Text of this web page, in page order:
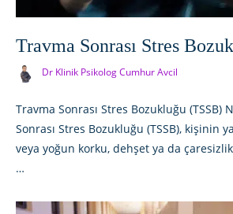
Travma Sonrası Stres
Dr Klinik Psikolog Cumhur Avcil
Travma Sonrası Stres Bozukluğu (TSSB)
Sonrası Stres Bozukluğu (TSSB), kişinin
veya yoğun korku, dehşet ya da
…